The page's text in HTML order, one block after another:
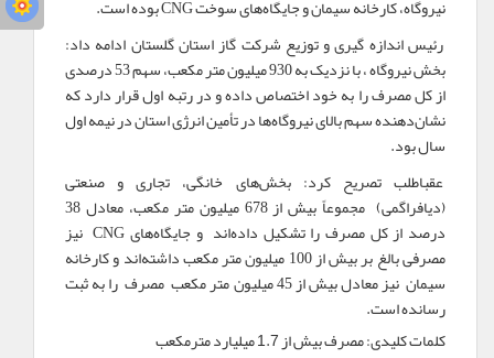
نیروگاه، کارخانه سیمان و جایگاه‌های سوختCNGبوده است.
رئیس اندازه گیری و توزیع شرکت گاز استان گلستان ادامه داد:
بخش نیروگاه ، با نزدیک به 930 میلیون متر مکعب، سهم 53 درصدی
از کل مصرف را به خود اختصاص داده و در رتبه اول قرار دارد که
نشان‌دهنده سهم بالای نیروگاه‌ها در تأمین انرژی استان در نیمه اول
سال بود.
عقباطلب تصریح كرد: بخش‌های خانگی، تجاری و صنعتی
(دیافراگمی) مجموعاً بیش از 678 میلیون متر مکعب، معادل 38
درصد از کل مصرف را تشکیل داده‌اند و جایگاه‌هایCNGنیز
مصرفی بالغ بر بیش از 100 میلیون متر مکعب داشته‌اند و کارخانه
سیمان نیز معادل بیش از 45 میلیون متر مکعب مصرف را به ثبت
رسانده است.
کلمات کلیدی:مصرف بیش از 1.7 میلیارد مترمکعب